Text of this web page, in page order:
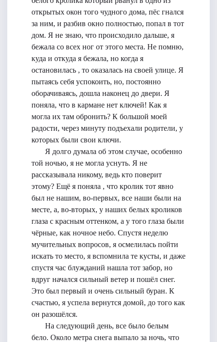
открытых окон того чудного дома, пёс гнался
за ним, и разбив окно полностью, попал в тот
дом. Я не знаю, что происходило дальше, я
бежала со всех ног от этого места. Не помню,
куда и откуда я бежала, но когда я
остановилась , то оказалась на своей улице. Я
пытаясь себя успокоить, но, постоянно
оборачиваясь, дошла наконец до двери. Я
поняла, что в кармане нет ключей! Как я
могла их там обронить? К большой моей
радости, через минуту подъехали родители, у
которых были свои ключи.
Я долго думала об этом случае, особенно
той ночью, я не могла уснуть. Я не
рассказывала никому, ведь кто поверит
этому? Ещё я поняла , что кролик тот явно
был не нашим, во-первых, все наши были на
месте, а, во-вторых, у наших белых кроликов
глаза с красным оттенком, а у того глаза были
чёрные, как ночное небо. Спустя неделю
мучительных вопросов, я осмелилась пойти
искать то место, я вспомнила те кусты, и даже
спустя час блужданий нашла тот забор, но
вдруг начался сильный ветер и пошёл снег.
Это был первый и очень сильный буран. К
счастью, я успела вернутся домой, до того как
он разошёлся.
На следующий день, все было белым
бело. Около метра снега выпало за ночь, что